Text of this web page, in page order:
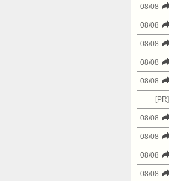
08/08
08/08
08/08
08/08
08/08
[PR]
08/08
08/08
08/08
08/08